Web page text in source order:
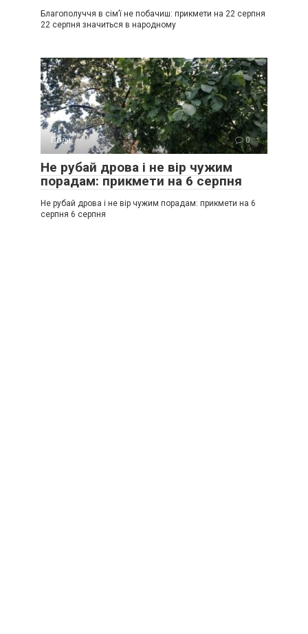
Благополуччя в сім’ї не побачиш: прикмети на 22 серпня
22 серпня значиться в народному
Події 0
Не рубай дрова і не вір чужим
порадам: прикмети на 6 серпня
Не рубай дрова і не вір чужим порадам: прикмети на 6
серпня 6 серпня